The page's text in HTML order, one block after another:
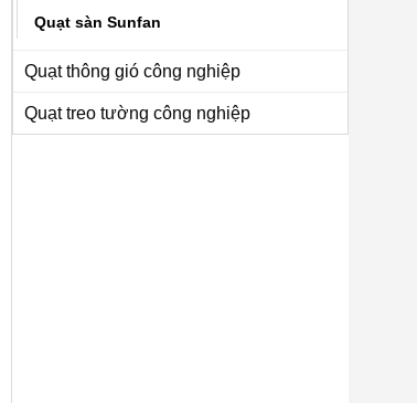
Quạt sàn Sunfan
Quạt thông gió công nghiệp
Quạt treo tường công nghiệp